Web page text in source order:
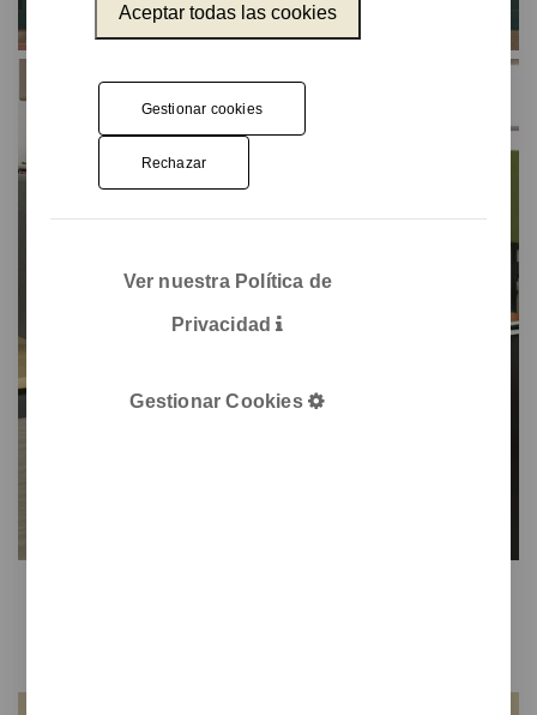
Aceptar todas las cookies
Gestionar cookies
Rechazar
Ver nuestra Política de
Privacidad
Gestionar Cookies